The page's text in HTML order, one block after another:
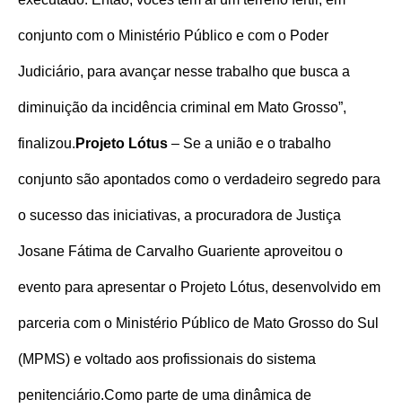
conjunto com o Ministério Público e com o Poder
Judiciário, para avançar nesse trabalho que busca a
diminuição da incidência criminal em Mato Grosso”,
finalizou. Projeto Lótus – Se a união e o trabalho
conjunto são apontados como o verdadeiro segredo para
o sucesso das iniciativas, a procuradora de Justiça
Josane Fátima de Carvalho Guariente aproveitou o
evento para apresentar o Projeto Lótus, desenvolvido em
parceria com o Ministério Público de Mato Grosso do Sul
(MPMS) e voltado aos profissionais do sistema
penitenciário.Como parte de uma dinâmica de